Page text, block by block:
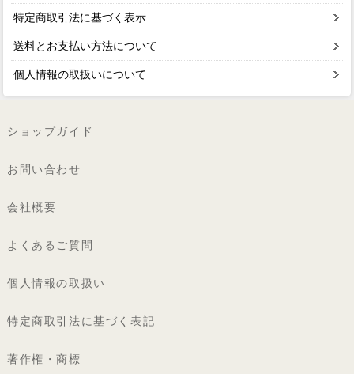
特定商取引法に基づく表示
送料とお支払い方法について
個人情報の取扱いについて
ショップガイド
お問い合わせ
会社概要
よくあるご質問
個人情報の取扱い
特定商取引法に基づく表記
著作権・商標